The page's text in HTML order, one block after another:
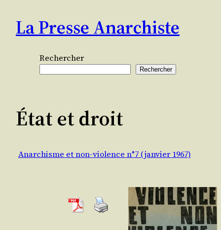
contenu
La Presse Anarchiste
Rechercher
Rechercher
État et droit
Anarchisme et non-violence n°7 (janvier 1967)